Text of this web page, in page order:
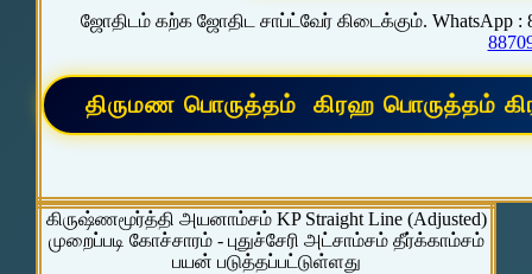
ஜோதிடம் கற்க ஜோதிட சாப்ட்வேர் கிடைக்கும். WhatsApp :
கிருஷ்ணமூர்த்தி அயனாம்சம் KP Straight Line (Adjusted)
முறைப்படி கோச்சாரம் - புதுச்சேரி அட்சாம்சம் தீர்க்காம்சம்
பயன் படுத்தப்பட்டுள்ளது